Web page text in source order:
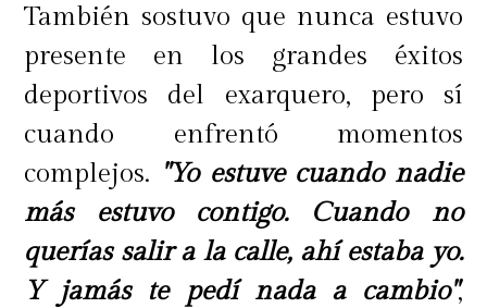
También sostuvo que nunca estuvo
presente en los grandes éxitos
deportivos del exarquero, pero sí
cuando enfrentó momentos
complejos. "Yo estuve cuando nadie
más estuvo contigo. Cuando no
querías salir a la calle, ahí estaba yo.
Y jamás te pedí nada a cambio",